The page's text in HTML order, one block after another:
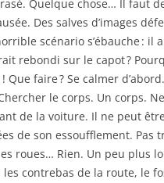
Quelque chose… Il faut
Des salves d’images
scénario s’ébauche : il
rebondi sur le capot ?
Que faire ? Se calmer
le corps. Un corps.
de la voiture. Il ne peut
de son essoufflement. Pas
roues… Rien. Un peu plus
les contrebas de la route, le